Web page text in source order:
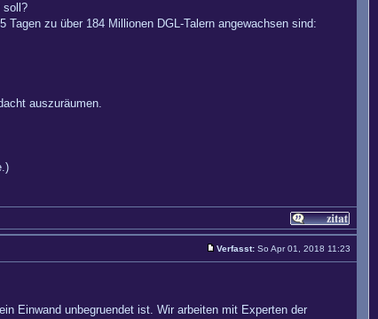
soll?
zu über 184 Millionen DGL-Talern angewachsen sind:
auszuräumen.
Verfasst: So Apr 01, 2018 11:23
Einwand unbegruendet ist. Wir arbeiten mit Experten der